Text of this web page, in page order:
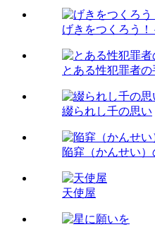
げきをつくろう！
とある性犯罪者の
綴られし千の思い
陥穽（かんせい）
天使屋